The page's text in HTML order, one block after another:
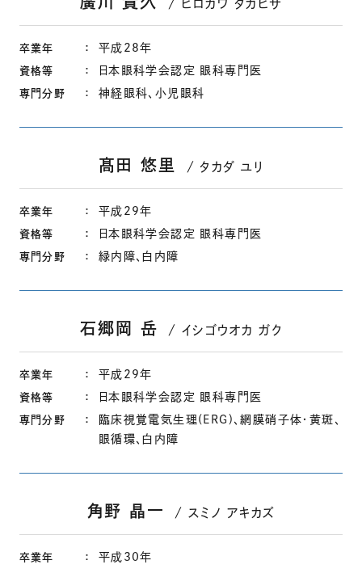
ヒロカワ タカヒサ
卒業年 平成28年
資格等 日本眼科学会認定 眼科専門医
専門分野 神経眼科、小児眼科
髙田 悠里 タカダ ユリ
卒業年 平成29年
資格等 日本眼科学会認定 眼科専門医
専門分野 緑内障、白内障
石郷岡 岳 イシゴウオカ ガク
卒業年 平成29年
資格等 日本眼科学会認定 眼科専門医
専門分野
臨床視覚電気生理(ERG)、網膜硝子体・黄斑、
眼循環、白内障
角野 晶一 スミノ アキカズ
卒業年 平成30年